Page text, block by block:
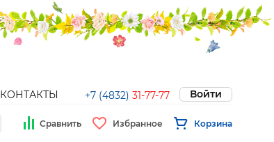
КОНТАКТЫ +7 (4832) 31-77-77 Войти
Сравнить Избранное Корзина